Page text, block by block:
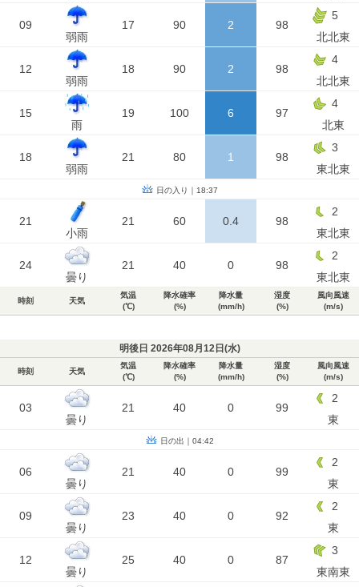
09
弱雨
17 90 2 98
5
北北東
12
弱雨
18 90 2 98
4
北北東
15
雨
19 100 6 97
4
北東
18
弱雨
21 80 1 98
3
東北東
日の入り｜18:37
21
小雨
21 60 0.4 98
2
東北東
24
曇り
21 40 0 98
2
東北東
時刻 天気
気温
(℃)
降水確率
(%)
降水量
(mm/h)
湿度
(%)
風向風速
(m/s)
明後日 2026年08月12日(水)
時刻 天気
気温
(℃)
降水確率
(%)
降水量
(mm/h)
湿度
(%)
風向風速
(m/s)
03
曇り
21 40 0 99
2
東
日の出｜04:42
06
曇り
21 40 0 99
2
東
09
曇り
23 40 0 92
2
東
12
曇り
25 40 0 87
3
東南東